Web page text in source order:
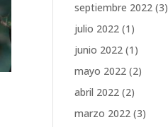
septiembre 2022 (3)
julio 2022 (1)
junio 2022 (1)
mayo 2022 (2)
abril 2022 (2)
marzo 2022 (3)